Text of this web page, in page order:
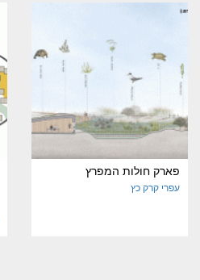
פארק חולות המפרץ
עפרי קרק כץ